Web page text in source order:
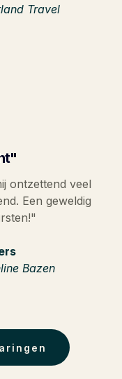
Travel
ontzettend veel
Een geweldig
Bazen